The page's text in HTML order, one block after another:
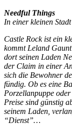
Needful Things
In einer kleinen Stadt
Castle Rock ist ein
kommt Leland
dort seinen Laden
der Claim in einer
sich die Bewohner
fündig. Ob es eine
Porzellanpuppe
Preise sind günstig
seinem Laden,
“Dienst”…